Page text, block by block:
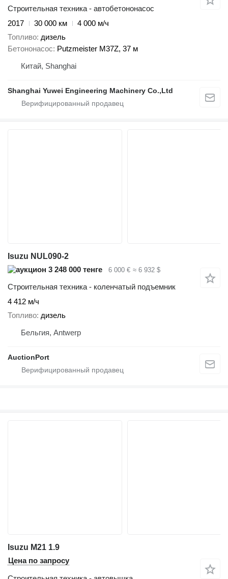
Строительная техника - автобетононасос
2017
30 000 км
4 000 м/ч
Топливо дизель
Бетононасос Putzmeister M37Z, 37 м
Китай, Shanghai
Shanghai Yuwei Engineering Machinery Co.,Ltd
Isuzu NUL090-2
3 248 000 тенге
6 000 € ≈ 6 932 $
Строительная техника - коленчатый подъемник
4 412 м/ч
Топливо дизель
Бельгия, Antwerp
AuctionPort
Isuzu M21 1.9
Цена по запросу